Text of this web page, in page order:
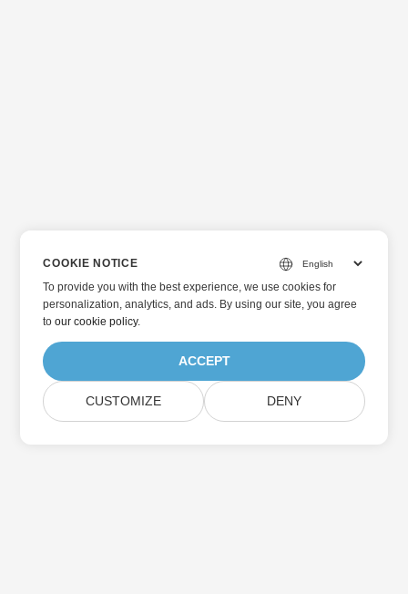
COOKIE NOTICE
To provide you with the best experience, we use cookies for
personalization, analytics, and ads. By using our site, you agree
toour cookie policy.
ACCEPT
CUSTOMIZE DENY